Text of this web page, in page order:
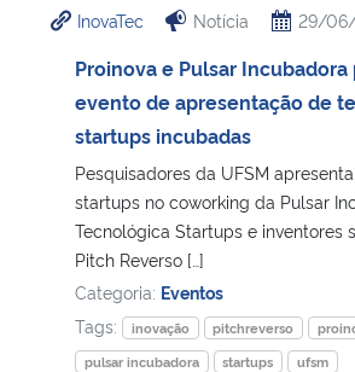
Ministério da Cidadania
Ministério de Minas e Energia
Ministério da Ciência, Tecnologia, Inovações e
Ministério do Turismo
InovaTec Notícia 29/
Proinova e Pulsar
evento de apresentação de
startups incubadas
Pesquisadores da UFSM
startups no coworking da Pulsar
Tecnológica Startups e inventores
Pitch Reverso […]
Categoria: Eventos
Tags:
inovação pitchreverso
pulsar incubadora
startups ufsm